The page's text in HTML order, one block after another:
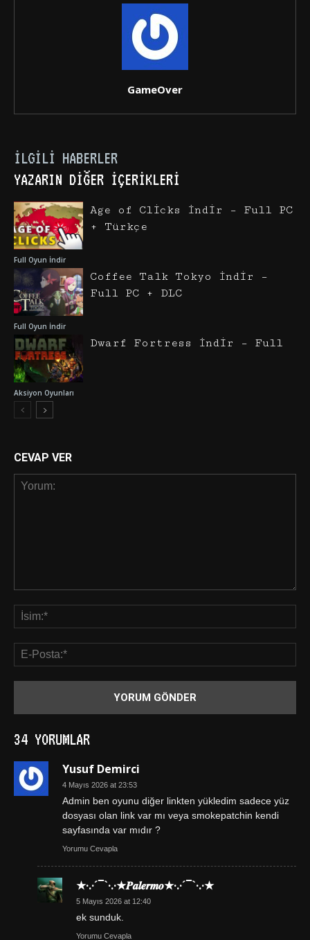
GameOver
İLGILI HABERLER
YAZARIN DIĞER İÇERIKLERI
Full Oyun İndir
Age of Clicks İndir – Full PC
+ Türkçe
Full Oyun İndir
Coffee Talk Tokyo İndir –
Full PC + DLC
Aksiyon Oyunları
Dwarf Fortress İndir – Full
CEVAP VER
34 YORUMLAR
Yusuf Demirci
4 Mayıs 2026 at 23:53
Admin ben oyunu diğer linkten yükledim sadece yüz
dosyası olan link var mı veya smokepatchin kendi
sayfasında var mıdır ?
Yorumu Cevapla
★·.·´¯`·.·★𝑷𝒂𝒍𝒆𝒓𝒎𝒐★·.·´¯`·.·★
5 Mayıs 2026 at 12:40
ek sunduk.
Yorumu Cevapla